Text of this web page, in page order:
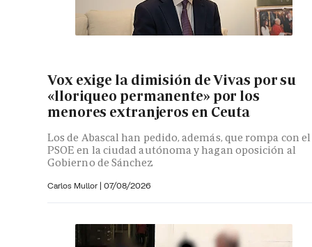
Vox exige la dimisión de Vivas por su
«lloriqueo permanente» por los
menores extranjeros en Ceuta
Los de Abascal han pedido, además, que rompa con el
PSOE en la ciudad autónoma y hagan oposición al
Gobierno de Sánchez
Carlos Mullor | 07/08/2026